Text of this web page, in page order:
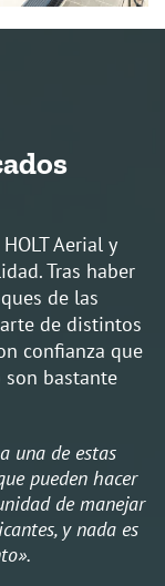
Aerial y
Tras haber
de las
de distintos
confianza que
son bastante
una de estas
pueden hacer
de manejar
y nada es